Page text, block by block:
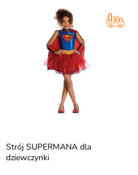
Strój SUPERMANA dla
dziewczynki